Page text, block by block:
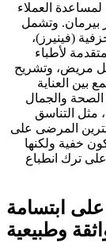
العملاء
بيرمان. وتشمل
(فينيرز)،
لأطباء
مريض، وتشريح
بين العناية
الصحة والجمال
مثل التناسق
المرضى على
خفية ولكنها
ترك انطباع
ابتسامة
وطبيعية